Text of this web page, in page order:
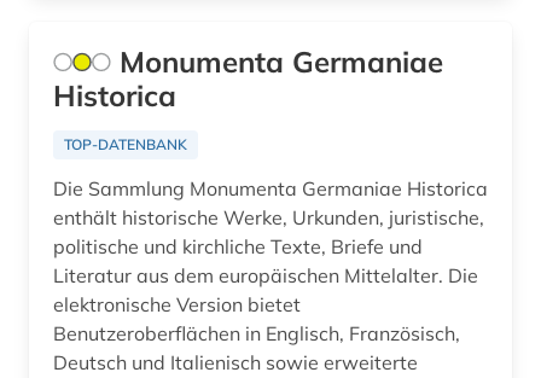
datenbank genesis (1)
datenschutzrecht (3)
datensicherung (1)
datenverarbeitung (1)
datenwirtschaft (1)
Monumenta Germaniae
Historica
TOP-DATENBANK
Die Sammlung Monumenta Germaniae Historica
enthält historische Werke, Urkunden, juristische,
politische und kirchliche Texte, Briefe und
Literatur aus dem europäischen Mittelalter. Die
elektronische Version bietet
Benutzeroberflächen in Englisch, Französisch,
Deutsch und Italienisch sowie erweiterte